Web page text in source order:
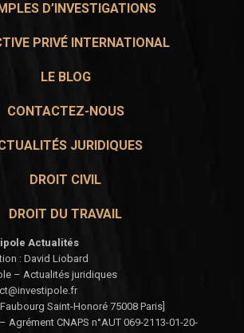
D’INVESTIGATIONS
PRIVÉ INTERNATIONAL
LE BLOG
CONTACTEZ-NOUS
JURIDIQUES
DROIT CIVIL
DROIT DU TRAVAIL
Actualités
: David Liobard
– Actualités juridiques
Saint-Honoré 75008 Paris]
Agrément CNAPS n°AUT 069-2113-01-20-